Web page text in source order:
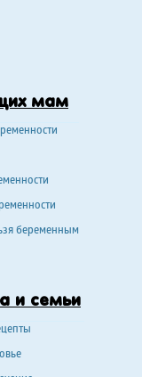
мам
беременным
и семьи